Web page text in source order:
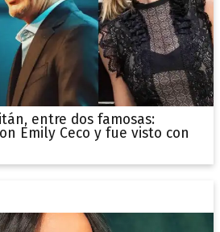
entre dos famosas:
Emily Ceco y fue visto con